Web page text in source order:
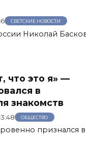
СВЕТСКИЕ НОВОСТИ
Николай
что это я» —
в
знакомств
ОБЩЕСТВО
признался в